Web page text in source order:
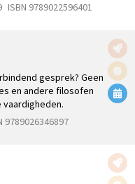
ISBN 9789022596401
gesprek? Geen
en andere filosofen
9789026346897